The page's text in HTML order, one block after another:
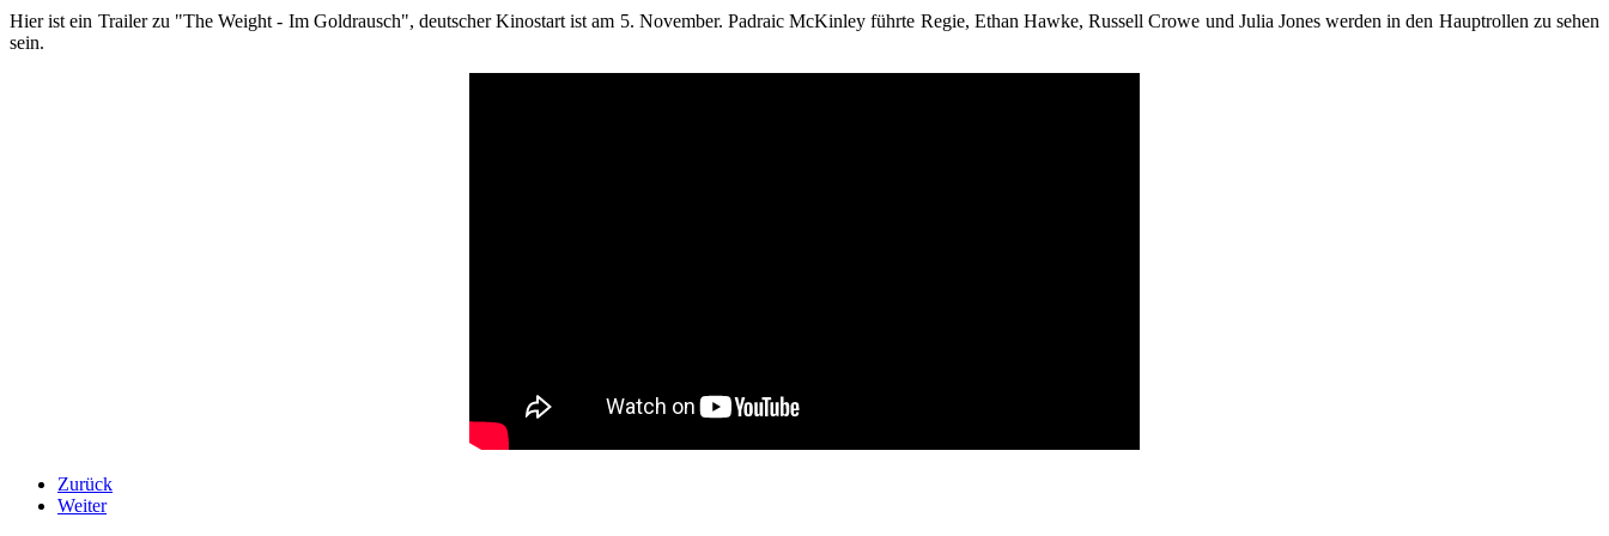
Hier ist ein Trailer zu "The Weight - Im Goldrausch", deutscher Kinostart ist am 5. November. Padraic McKinley führte Regie, Ethan Hawke, Russell Crowe und Julia Jones werden in den Hauptrollen zu sehen
sein.
Zurück
Weiter